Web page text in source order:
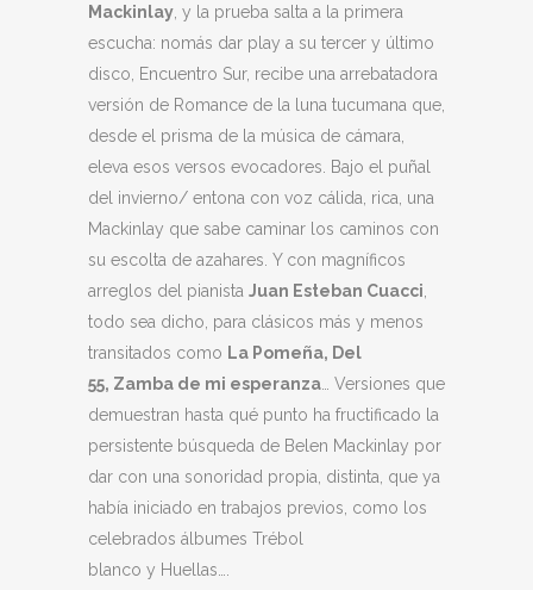
Mackinlay , y la prueba salta a la primera
escucha: nomás dar play a su tercer y último
disco, Encuentro Sur, recibe una arrebatadora
versión de Romance de la luna tucumana que,
desde el prisma de la música de cámara,
eleva esos versos evocadores. Bajo el puñal
del invierno/ entona con voz cálida, rica, una
Mackinlay que sabe caminar los caminos con
su escolta de azahares. Y con magníficos
arreglos del pianista Juan Esteban Cuacci
todo sea dicho, para clásicos más y menos
transitados como La Pomeña, Del
55, Zamba de mi esperanza … Versiones que
demuestran hasta qué punto ha fructificado la
persistente búsqueda de Belen Mackinlay por
dar con una sonoridad propia, distinta, que ya
había iniciado en trabajos previos, como los
celebrados álbumes Trébol
blanco y Huellas….